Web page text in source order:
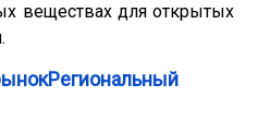
веществах для открытых